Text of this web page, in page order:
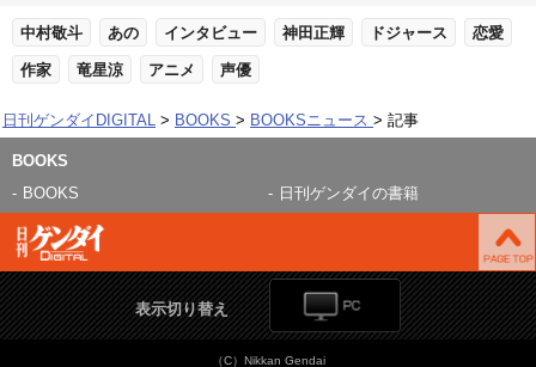
中村敬斗 あの インタビュー 神田正輝 ドジャース 恋愛
作家 竜星涼 アニメ 声優
日刊ゲンダイDIGITAL BOOKS BOOKSニュース 記事
BOOKS
BOOKS
日刊ゲンダイの書籍
表示切り替え
（C）Nikkan Gendai